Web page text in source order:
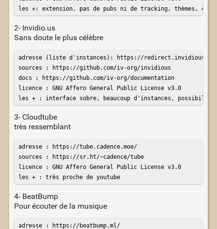
les +: extension, pas de pubs ni de tracking, thèmes, 4k,
2- Invidio.us
Sans doute le plus célèbre
adresse (liste d'instances): https://
sources : https://github.com/iv-org/invidious
docs : https://github.com/iv-org/documentation
licence : GNU Affero General Public License v3.0
les + : interface sobre, beaucoup d'instances,
3- Cloudtube
très ressemblant
adresse : https://tube.cadence.moe/
sources : https://sr.ht/~cadence/tube
licence : GNU Affero General Public License v3.0
les + : très proche de youtube
4- BeatBump
Pour écouter de la musique
adresse : https://beatbump.ml/